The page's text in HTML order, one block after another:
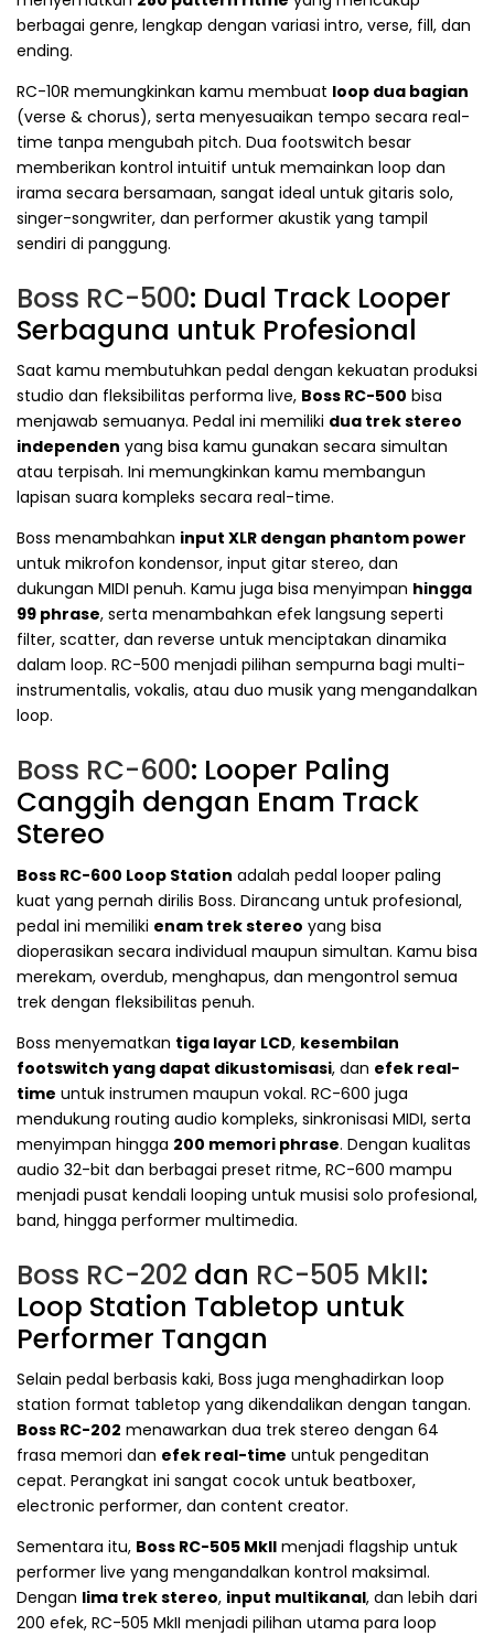
berbagai genre, lengkap dengan variasi intro, verse, fill, dan
ending.
RC-10R memungkinkan kamu membuat loop dua bagian
(verse & chorus), serta menyesuaikan tempo secara real-
time tanpa mengubah pitch. Dua footswitch besar
memberikan kontrol intuitif untuk memainkan loop dan
irama secara bersamaan, sangat ideal untuk gitaris solo,
singer-songwriter, dan performer akustik yang tampil
sendiri di panggung.
Boss RC-500: Dual Track Looper
Serbaguna untuk Profesional
Saat kamu membutuhkan pedal dengan kekuatan produksi
studio dan fleksibilitas performa live, Boss RC-500 bisa
menjawab semuanya. Pedal ini memiliki dua trek stereo
independen yang bisa kamu gunakan secara simultan
atau terpisah. Ini memungkinkan kamu membangun
lapisan suara kompleks secara real-time.
Boss menambahkan input XLR dengan phantom power
untuk mikrofon kondensor, input gitar stereo, dan
dukungan MIDI penuh. Kamu juga bisa menyimpan hingga
99 phrase, serta menambahkan efek langsung seperti
filter, scatter, dan reverse untuk menciptakan dinamika
dalam loop. RC-500 menjadi pilihan sempurna bagi multi-
instrumentalis, vokalis, atau duo musik yang mengandalkan
loop.
Boss RC-600: Looper Paling
Canggih dengan Enam Track
Stereo
Boss RC-600 Loop Station adalah pedal looper paling
kuat yang pernah dirilis Boss. Dirancang untuk profesional,
pedal ini memiliki enam trek stereo yang bisa
dioperasikan secara individual maupun simultan. Kamu bisa
merekam, overdub, menghapus, dan mengontrol semua
trek dengan fleksibilitas penuh.
Boss menyematkan tiga layar LCD, kesembilan
footswitch yang dapat dikustomisasi, dan efek real-
time untuk instrumen maupun vokal. RC-600 juga
mendukung routing audio kompleks, sinkronisasi MIDI, serta
menyimpan hingga 200 memori phrase. Dengan kualitas
audio 32-bit dan berbagai preset ritme, RC-600 mampu
menjadi pusat kendali looping untuk musisi solo profesional,
band, hingga performer multimedia.
Boss RC-202 dan RC-505 MkII:
Loop Station Tabletop untuk
Performer Tangan
Selain pedal berbasis kaki, Boss juga menghadirkan loop
station format tabletop yang dikendalikan dengan tangan.
Boss RC-202 menawarkan dua trek stereo dengan 64
frasa memori dan efek real-time untuk pengeditan
cepat. Perangkat ini sangat cocok untuk beatboxer,
electronic performer, dan content creator.
Sementara itu, Boss RC-505 MkII menjadi flagship untuk
performer live yang mengandalkan kontrol maksimal.
Dengan lima trek stereo, input multikanal, dan lebih dari
200 efek, RC-505 MkII menjadi pilihan utama para loop